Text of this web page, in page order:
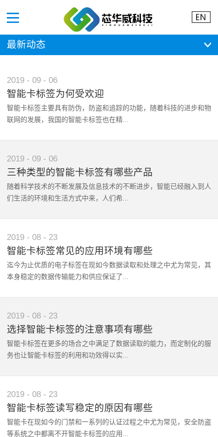
最新动态
2019 - 09 - 06
智能卡标签为何受欢迎
智能卡标签主要具有防伪，防盗和追踪的功能，随着科技的进步和物
联网的发展，我国的智能卡标签也在精...
确度和识别率等方面不断进步，使其优势越来越明显。企业对于智能
卡标签性能的不断改进以及人们对于高品质的追求使人们意识到智能
卡标签的迅速发展与不断普及。智能卡标签越来越受到关注和欢迎的
原因在于其优越的特点，下面将分析智能卡标签的基本特性。第一、
形状多样化、尺寸小由于智能卡标签的大小和形状不影响其读取精确
卡标签具有强大的存贮能力，容量大；数据可以随时读取，而且智能
卡标签可以重复删除、修改、添加数据，实现数据的不断更新。第
三、抗污染能力和耐久性智能卡标签在芯片中储存数据，免于受到污
染；不同于传统的纸张载体，智能卡标签可以有效防止液体的侵袭，
且芯片序列号确定，具有密钥认证，数据内容由密码保护，使其具有
作用包括满足对物品的安全性和防伪性要求，快速扫描和分拣的要
求，以及准确追踪的要求，同时具有样式小巧、大容量、耐用防污染
和安全可靠等特点，在食品管理、药品安全和军用资产管理等各个市
场领域都具有发展前景，也极大地便利了人们的生活，使人们认识到
2019 - 09 - 06
三种类型的智能卡标签有哪些产品
随着科学技术的不断发展及信息技术的不断进步，智能已经融入到人
们生活的环境和生活方式中来，人们希...
望的生活便利也成了关注重点。在生活中可以看见的智能应用也是非
常普遍的，其中智能卡标签在生活应用中起到了重要的作用。那智能
卡标签不同类型的产品都有哪些？1. 智能芯片卡标签提到智能芯片
卡，脑海中可能很快反应出的是常用的银行卡、VIP卡或者是医保卡
社保卡类的智能卡。为便利人们生活，智能卡标签的使用一般在此类
游业得到了飞速发展。景点处的门票就是进入景区的必要要求，先进
智能卡标签在门票上的应用此时就发挥了重大作用。游客使用带有智
能卡标签的门票进门安检区时，智能门票上会显示游客信息使得游客
可以快速方便的进入景区，节省时间加强效率。3. 商品上的智能卡
账，衣服上的标签也可以通过扫码来计算价格，大大的方便了顾客，
节省顾客排长队的时间。综上所述，以上三种不同类型的先进智能卡
标签产品在人们生活中有着不同的角色，在其中智能卡标签的重要作
用也是不可小觑的。智能卡标签要求严格，特点鲜明，使用便捷。智
2019 - 08 - 23
智能卡标签常见的应用环境有哪些
迄今为止优质的电子标签在现如今数据读取和处理之中尤为常见，其
本身稳定的数据传输能力和供应保证了...
其使用的效果，在功能日益完善的智能卡标签的应用之下能够抵御户
外环境的影响，标签技术实力更能够保证稳定且远距离的数据传输。
就此而言目前技术的优化和应用模式的改变之下，让智能卡标签的应
用领域和功能也得到了丰富。1.智能化车库和通道建设在目前车辆管
理和收费站的建设过程之中，通过智能卡标签搭载的方式能够有效的
够快速的扫描识别。而在一些现代化智能化的车库建设过程之中，技
术专业智能卡标签也提高了车牌识别的效果，快速的识别读取数据智
能化的实现车辆的管控和服务，从而为更为便利的安全的生态社区建
设保驾护航。2.产品技术的溯源和防伪在生产的各个环节搭载一定的
2019 - 08 - 23
选择智能卡标签的注意事项有哪些
智能卡标签在更多的场合之中满足了数据读取的能力，而定制化的服
务也让智能卡标签的利用和功效得以实...
现。而今基于市场环境的不同和相应功效的差异等，挑选优质可靠的
智能卡标签才能够获得更加优质的读写效果，而客户在选择可靠放心
的智能卡标签投入应用时，也需要注意各方面的内容实现技术的对比
和产品模式的选择。1.注意应用的环境和相应的属性工业和一系列特
2019 - 08 - 23
智能卡标签读写稳定的原因有哪些
智能卡在现如今的门禁和一系列的认证过程之中尤为常见，安全防盗
等系统之中都离不开智能卡标签的应用...